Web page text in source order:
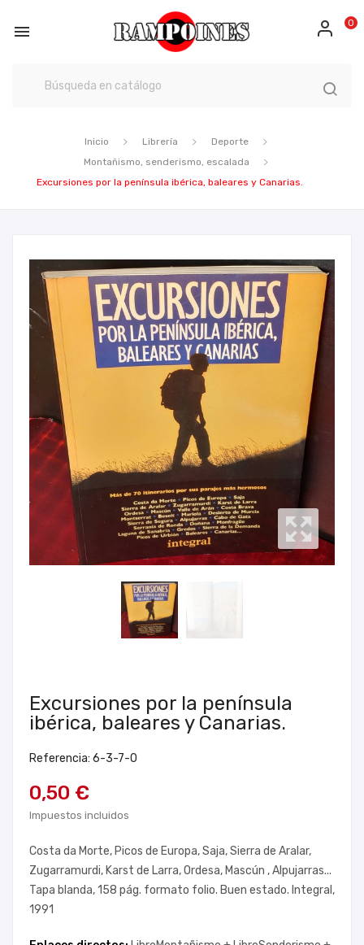
 0
Inicio Librería
Deporte
Montañismo, senderismo, escalada
Excursiones por la península ibérica, baleares y Canarias.
Excursiones por la península
ibérica, baleares y Canarias.
Referencia: 6-3-7-0
0,50 €
Impuestos incluidos
Costa da Morte, Picos de Europa, Saja, Sierra de Aralar,
Zugarramurdi, Karst de Larra, Ordesa, Mascún , Alpujarras...
Tapa blanda, 158 pág. formato folio. Buen estado. Integral,
1991